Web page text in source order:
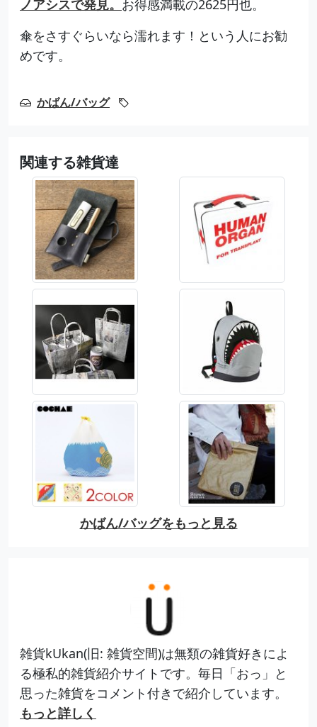
ノアシスで発見。 お得感満載の2625円也。
傘をさすぐらいなら濡れます！という人にお勧
めです。
かばん/バッグ
関連する雑貨達
かばん/バッグをもっと見る
雑貨kUkan(旧: 雑貨空間)は無類の雑貨好きによ
る極私的雑貨紹介サイトです。毎日「おっ」と
思った雑貨をコメント付きで紹介しています。
もっと詳しく